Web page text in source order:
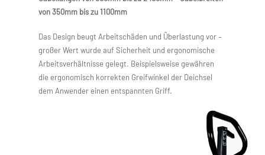
von 350mm bis zu 1100mm
Das Design beugt Arbeitschäden und Überlastung vor –
großer Wert wurde auf Sicherheit und ergonomische
Arbeitsverhältnisse gelegt. Beispielsweise gewähren
die ergonomisch korrekten Greifwinkel der Deichsel
dem Anwender einen entspannten Griff.